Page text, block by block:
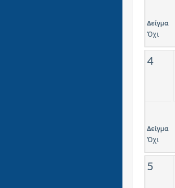
Δείγμα
Όχι
4
Δείγμα
Όχι
5